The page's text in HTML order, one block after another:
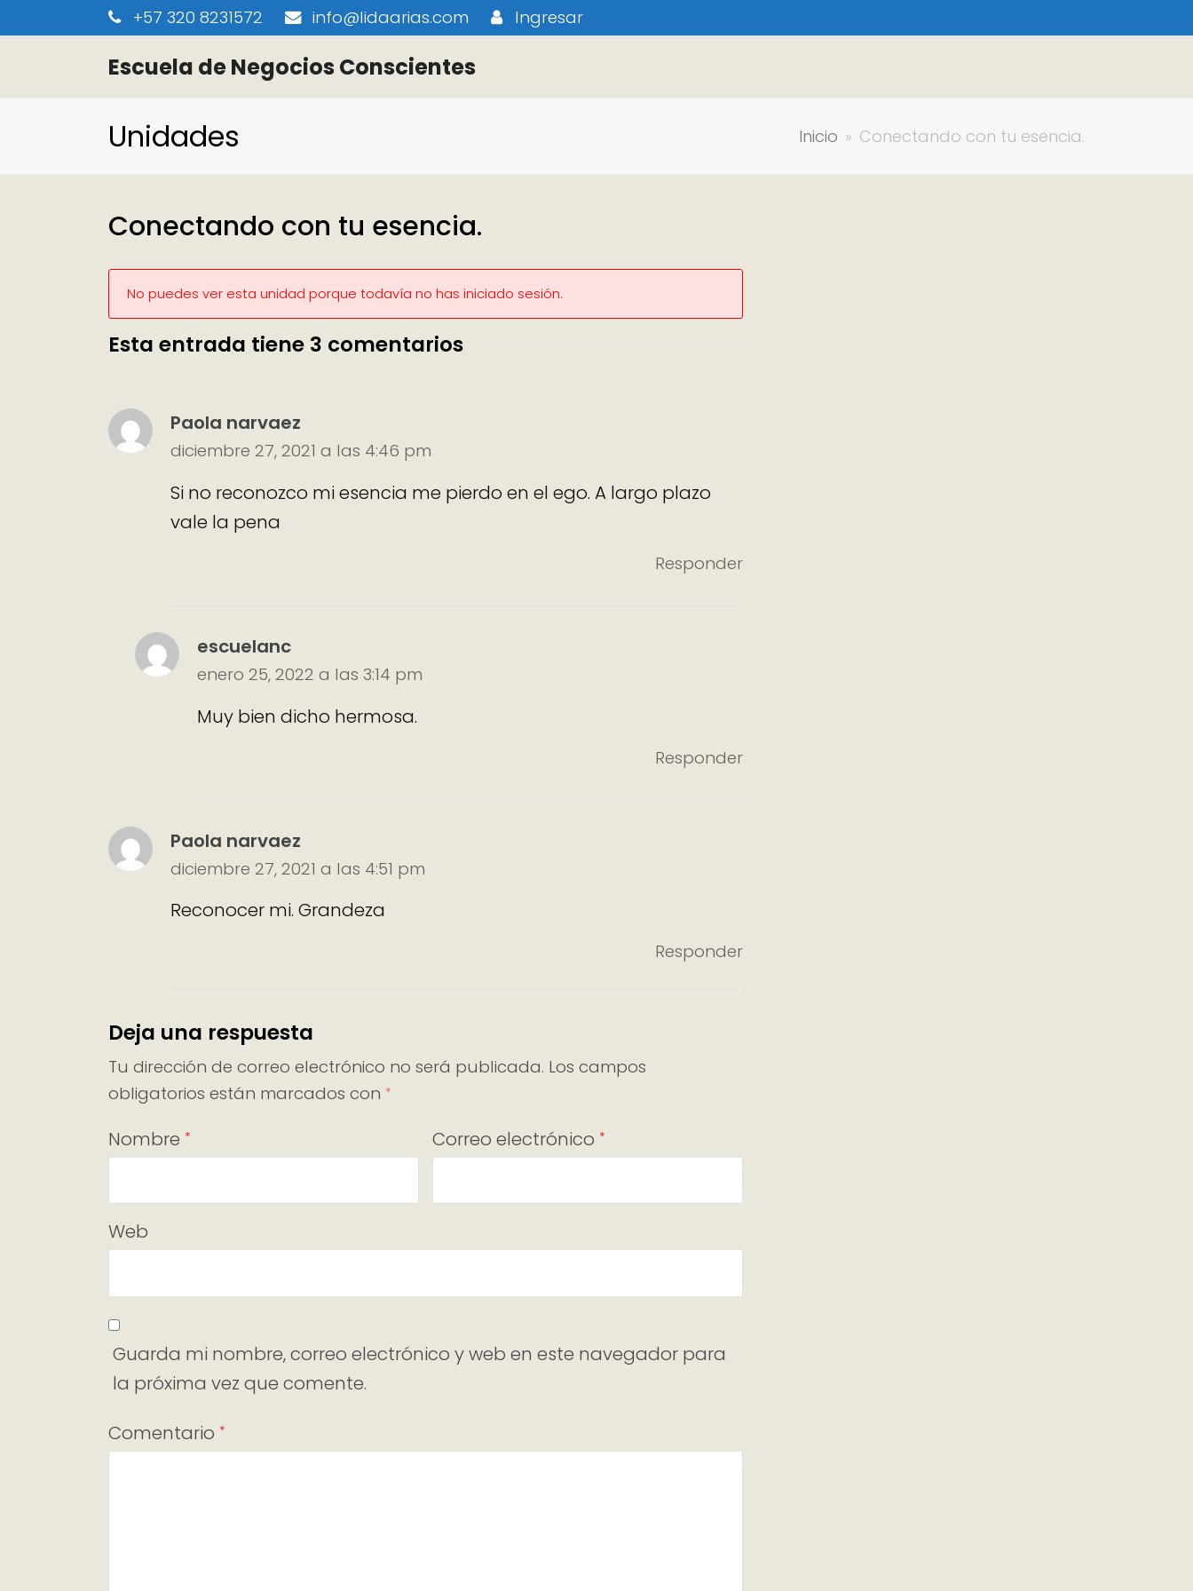
+57 320 8231572 info@lidaarias.com Ingresar
Escuela de Negocios Conscientes
Unidades Inicio » Conectando con tu esencia.
Conectando con tu esencia.
No puedes ver esta unidad porque todavía no has iniciado sesión.
Esta entrada tiene 3 comentarios
Paola narvaez
diciembre 27, 2021 a las 4:46 pm
Si no reconozco mi esencia me pierdo en el ego. A largo plazo
vale la pena
Responder
escuelanc
enero 25, 2022 a las 3:14 pm
Muy bien dicho hermosa.
Responder
Paola narvaez
diciembre 27, 2021 a las 4:51 pm
Reconocer mi. Grandeza
Responder
Deja una respuesta
Tu dirección de correo electrónico no será publicada. Los campos
obligatorios están marcados con *
Nombre * Correo electrónico *
Web
Guarda mi nombre, correo electrónico y web en este navegador para
la próxima vez que comente.
Comentario *